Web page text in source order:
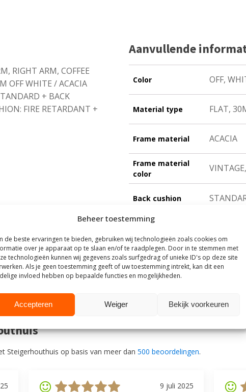
Beheer toestemming
de beste ervaringen te bieden, gebruiken wij technologieën zoals cookies om
over je apparaat op te slaan en/of te raadplegen. Door in te stemmen met
technologieën kunnen wij gegevens zoals surfgedrag of unieke ID's op deze site
Als je geen toestemming geeft of uw toestemming intrekt, kan dit een
invloed hebben op bepaalde functies en mogelijkheden.
Accepteren Weiger Bekijk voorkeuren
RIGHT ARM, COFFEE
OFF WHITE / ACACIA
+ BACK
FIRE RETARDANT +
Aanvullende
Color OFF,
Material type FLAT,
Frame material ACACIA
Frame material
color
Back cushion
Cushion color ROYAL,
Steigerhouthuis op basis van meer dan 500 beoordelingen.
9 juli 2025